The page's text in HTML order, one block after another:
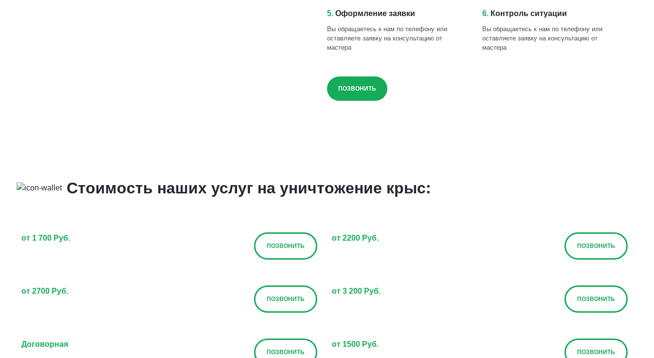
5. Оформление заявки
Вы обращаетесь к нам по телефону или
оставляете заявку на консультацию от
мастера
6. Контроль ситуации
Вы обращаетесь к нам по телефону или
оставляете заявку на консультацию от
мастера
ПОЗВОНИТЬ
Стоимость наших услуг на уничтожение крыс:
от 1 700 Руб.
ПОЗВОНИТЬ
от 2200 Руб.
ПОЗВОНИТЬ
от 2700 Руб.
ПОЗВОНИТЬ
от 3 200 Руб.
ПОЗВОНИТЬ
Договорная
ПОЗВОНИТЬ
от 1500 Руб.
ПОЗВОНИТЬ